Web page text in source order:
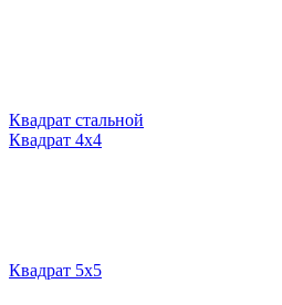
Квадрат стальной
Квадрат 4х4
Квадрат 5х5